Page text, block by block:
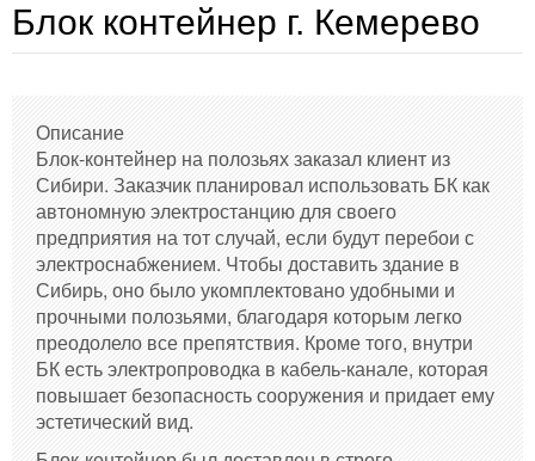
Блок контейнер г. Кемерево
Описание
Блок-контейнер на полозьях заказал клиент из
Сибири. Заказчик планировал использовать БК как
автономную электростанцию для своего
предприятия на тот случай, если будут перебои с
электроснабжением. Чтобы доставить здание в
Сибирь, оно было укомплектовано удобными и
прочными полозьями, благодаря которым легко
преодолело все препятствия. Кроме того, внутри
БК есть электропроводка в кабель-канале, которая
повышает безопасность сооружения и придает ему
эстетический вид.